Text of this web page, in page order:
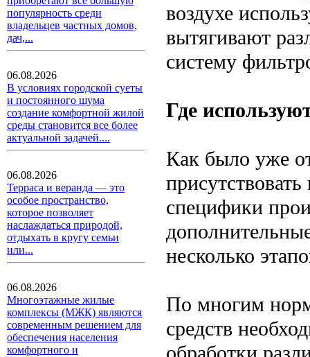
популярность среди
владельцев частных домов,
дач,...
06.08.2026
В условиях городской суеты
и постоянного шума
создание комфортной жилой
среды становится все более
актуальной задачей....
06.08.2026
Терраса и веранда — это
особое пространство,
которое позволяет
наслаждаться природой,
отдыхать в кругу семьи
или...
06.08.2026
Многоэтажные жилые
комплексы (МЖК) являются
современным решением для
обеспечения населения
комфортного и
воздухе
вытягивают
систему
Где
Как было уже
специфики
несколько
По многим
средств